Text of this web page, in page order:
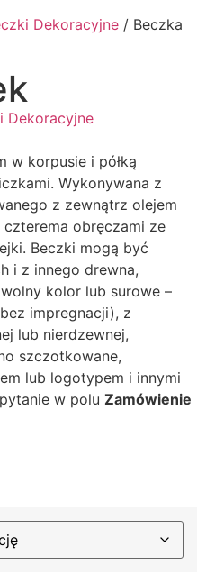
Dekoracyjne / Beczka
Dekoracyjne
w korpusie i półką
Wykonywana z
z zewnątrz olejem
obręczami ze
Beczki mogą być
i z innego drewna,
kolor lub surowe –
impregnacji), z
lub nierdzewnej,
szczotkowane,
lub logotypem i innymi
w polu Zamówienie